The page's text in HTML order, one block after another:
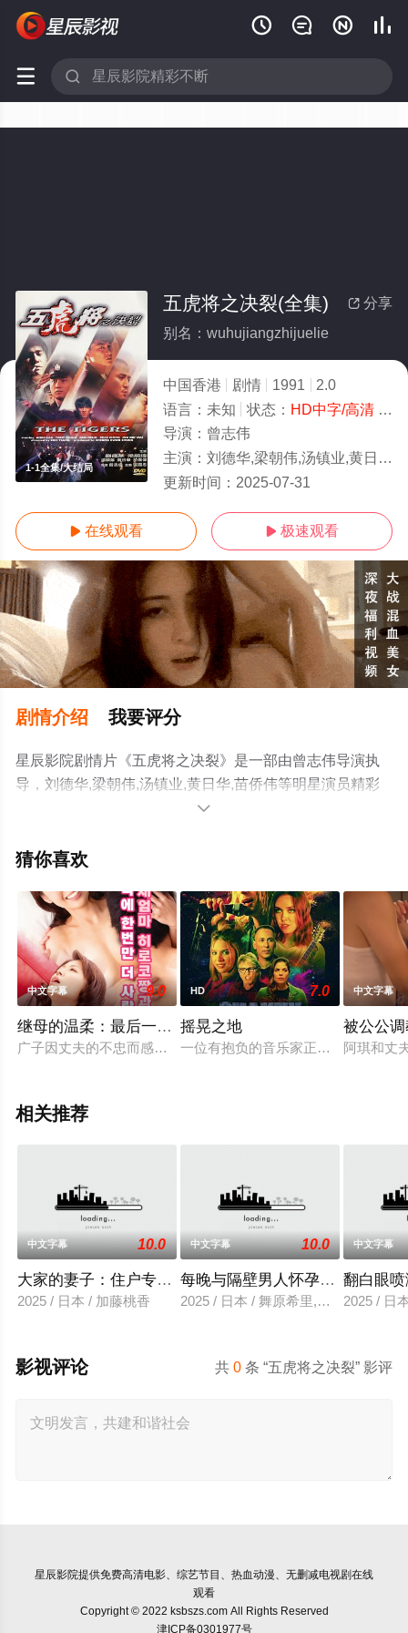
   
 
1-1全集/大结局
 分享
五虎将之决裂(全集)
别名：wuhujiangzhijuelie
中国香港 剧情 1991
2.0
语言： 未知 状态： HD中字/高清- 免费在线观看
导演： 曾志伟
主演： 刘德华,梁朝伟,汤镇业,黄日华,苗侨伟
更新时间： 2025-07-31
 在线观看  极速观看
剧情介绍 我要评分
星辰影院剧情片《五虎将之决裂》是一部由曾志伟导演执
导，刘德华,梁朝伟,汤镇业,黄日华,苗侨伟等明星演员精彩
演绎的中国香港电影，大结局剧情已揭晓（1-1全集），手
更多相关信息可移步至豆瓣电影、电视猫或剧情网等平台

猜你喜欢
中文字幕 9.0
继母的温柔：最后一次的缠绵
广子因丈夫的不忠而感到沮丧，却被继子发现正在自慰。她羞
HD 7.0
摇晃之地
一位有抱负的音乐家正在应对他最好
中文字幕
被公公
阿琪和丈
相关推荐
中文字幕 10.0
大家的妻子：住户专用洞口
2025 / 日本 / 加藤桃香
中文字幕 10.0
每晚与隔壁男人怀孕性爱
2025 / 日本 / 舞原希里,佐川金二
中文字幕
翻白眼
2025 / 日
共0 条 “五虎将之决裂” 影评
影视评论
星辰影院提供免费高清电影、综艺节目、热血动漫、无删减电视剧在线
观看
Copyright © 2022 ksbszs.com All Rights Reserved
津ICP备0301977号